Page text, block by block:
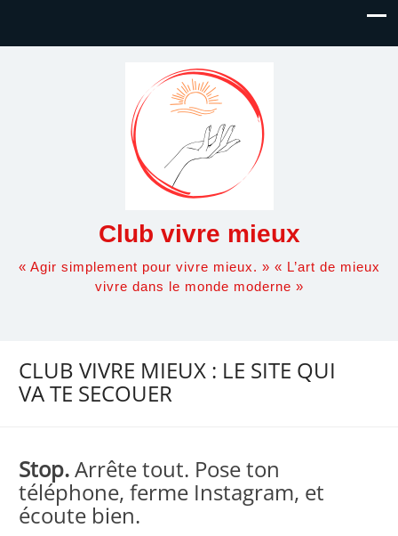
Club vivre mieux
« Agir simplement pour vivre mieux. » « L’art de mieux
vivre dans le monde moderne »
CLUB VIVRE MIEUX : LE SITE QUI
VA TE SECOUER
Stop.Arrête tout. Pose ton
téléphone, ferme Instagram, et
écoute bien.